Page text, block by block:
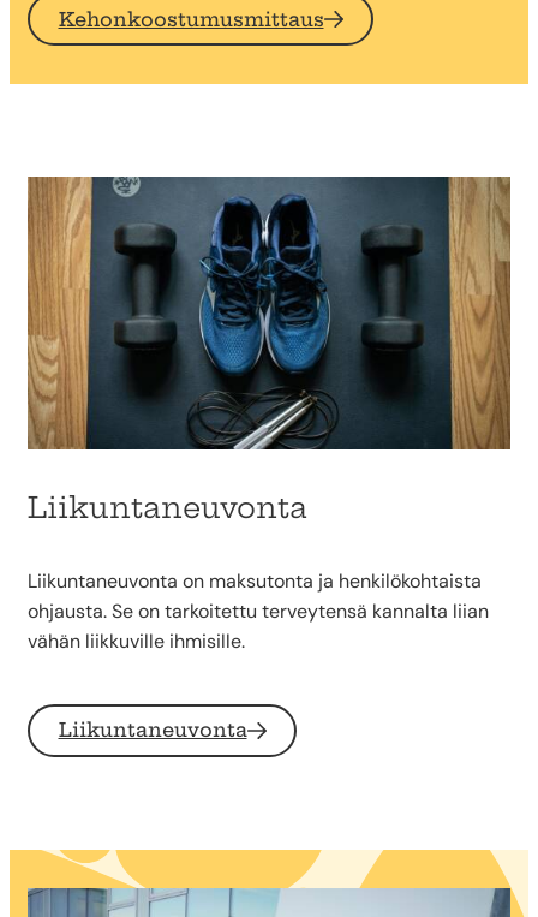
Kehonkoostumusmittaus
Liikuntaneuvonta
Liikuntaneuvonta on maksutonta ja henkilökohtaista
ohjausta. Se on tarkoitettu terveytensä kannalta liian
vähän liikkuville ihmisille.
Liikuntaneuvonta